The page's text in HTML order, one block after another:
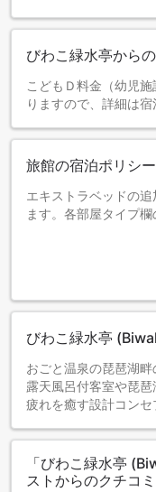
びわこ緑水亭から
こどもＤ料金（幼児
りますので、詳細は
旅館の宿泊ポリシー
エキストラベッドの
ます。各部屋タイプ欄
びわこ緑水亭
おごと温泉の琵琶湖
露天風呂付客室や琵
疲れを癒す設計コンセ
「びわこ緑水亭
ストからのクチコミ